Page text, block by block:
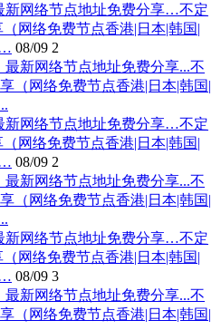
新网络节点地址免费分享…不定
网络免费节点香港|日本|韩国|
08/09 2
新网络节点地址免费分享…不定
网络免费节点香港|日本|韩国|
08/09 2
新网络节点地址免费分享…不定
网络免费节点香港|日本|韩国|
08/09 3